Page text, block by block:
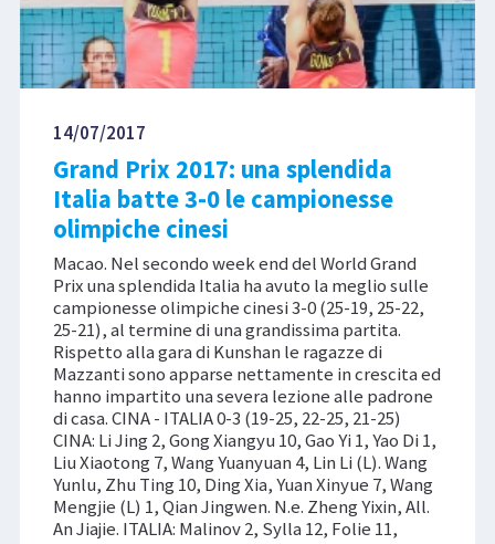
14/07/2017
Grand Prix 2017: una splendida
Italia batte 3-0 le campionesse
olimpiche cinesi
Macao. Nel secondo week end del World Grand
Prix una splendida Italia ha avuto la meglio sulle
campionesse olimpiche cinesi 3-0 (25-19, 25-22,
25-21), al termine di una grandissima partita.
Rispetto alla gara di Kunshan le ragazze di
Mazzanti sono apparse nettamente in crescita ed
hanno impartito una severa lezione alle padrone
di casa. CINA - ITALIA 0-3 (19-25, 22-25, 21-25)
CINA: Li Jing 2, Gong Xiangyu 10, Gao Yi 1, Yao Di 1,
Liu Xiaotong 7, Wang Yuanyuan 4, Lin Li (L). Wang
Yunlu, Zhu Ting 10, Ding Xia, Yuan Xinyue 7, Wang
Mengjie (L) 1, Qian Jingwen. N.e. Zheng Yixin, All.
An Jiajie. ITALIA: Malinov 2, Sylla 12, Folie 11,